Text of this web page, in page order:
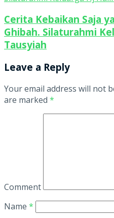
Cerita Kebaikan Saja
Ghibah. Silaturahmi
Tausyiah
Leave a Reply
Your email address will not
are marked *
Comment
Name *